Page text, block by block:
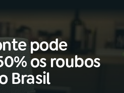
pode
os roubos
Brasil